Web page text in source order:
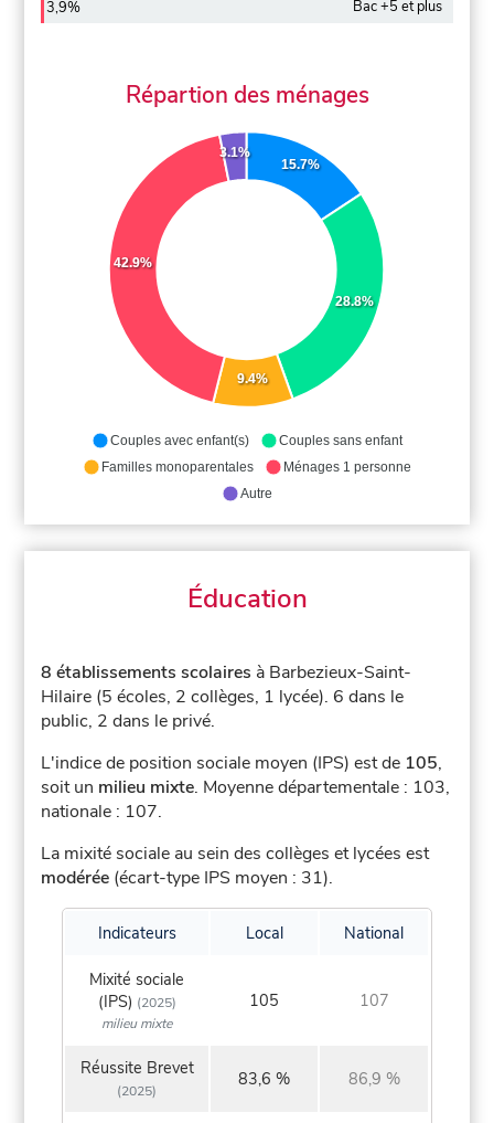
3,9% Bac +5 et plus
Répartion des ménages
15.7%
28.8%
9.4%
42.9%
3.1%
Couples avec enfant(s)
Couples sans enfant
Familles monoparentales
Ménages 1 personne
Autre
Éducation
8 établissements scolaires à Barbezieux-Saint-
Hilaire (5 écoles, 2 collèges, 1 lycée). 6 dans le
public, 2 dans le privé.
L'indice de position sociale moyen (IPS) est de 105,
soit un milieu mixte. Moyenne départementale : 103,
nationale : 107.
La mixité sociale au sein des collèges et lycées est
modérée (écart-type IPS moyen : 31).
Indicateurs Local National
Mixité sociale
(IPS) (2025)
milieu mixte
105 107
Réussite Brevet
(2025)
83,6 % 86,9 %